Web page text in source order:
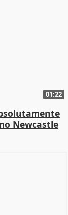
01:22
Newcastle